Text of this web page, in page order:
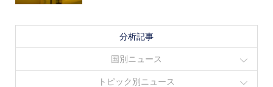
分析記事
国別ニュース
トピック別ニュース